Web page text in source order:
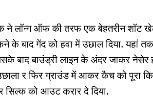
लॉन्ग ऑफ की तरफ एक बेहतरीन शॉट
बाद गेंद को हवा में उछाल दिया. यहां
बाद बाउंड्री लाइन के अंदर जाकर नेसेर
र फिर ग्राउंड में आकर कैच को पूरा
सिल्क को आउट करार दे दिया.